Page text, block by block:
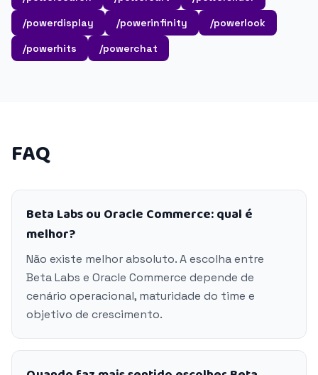
/powerdisplay
/powerinfinity
/powerlook
/powerhits
/powerchat
FAQ
Beta Labs ou Oracle Commerce: qual é
melhor?
Não existe melhor absoluto. A escolha entre
Beta Labs e Oracle Commerce depende de
cenário operacional, maturidade do time e
objetivo de crescimento.